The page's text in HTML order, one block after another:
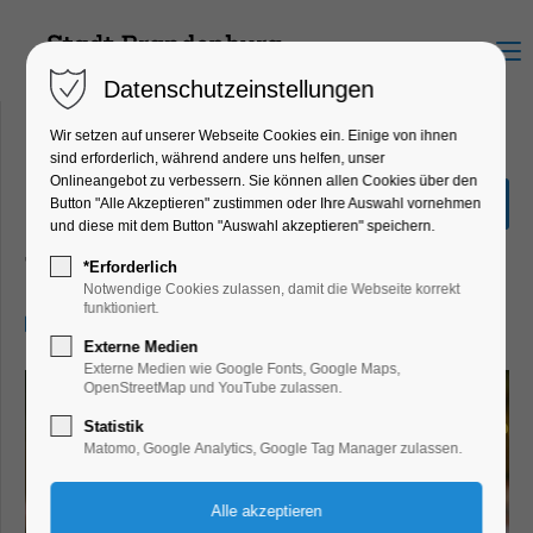
Menu
Friedrich II. und der Müller
von Sanssouci
Theater, Bühne
Datenschutzeinstellungen
Wir setzen auf unserer Webseite Cookies ein. Einige von ihnen
sind erforderlich, während andere uns helfen, unser
Onlineangebot zu verbessern. Sie können allen Cookies über den
Button "Alle Akzeptieren" zustimmen oder Ihre Auswahl vornehmen
und diese mit dem Button "Auswahl akzeptieren" speichern.
*Erforderlich
Notwendige Cookies zulassen, damit die Webseite korrekt
funktioniert.
Externe Medien
Externe Medien wie Google Fonts, Google Maps,
OpenStreetMap und YouTube zulassen.
Statistik
Matomo, Google Analytics, Google Tag Manager zulassen.